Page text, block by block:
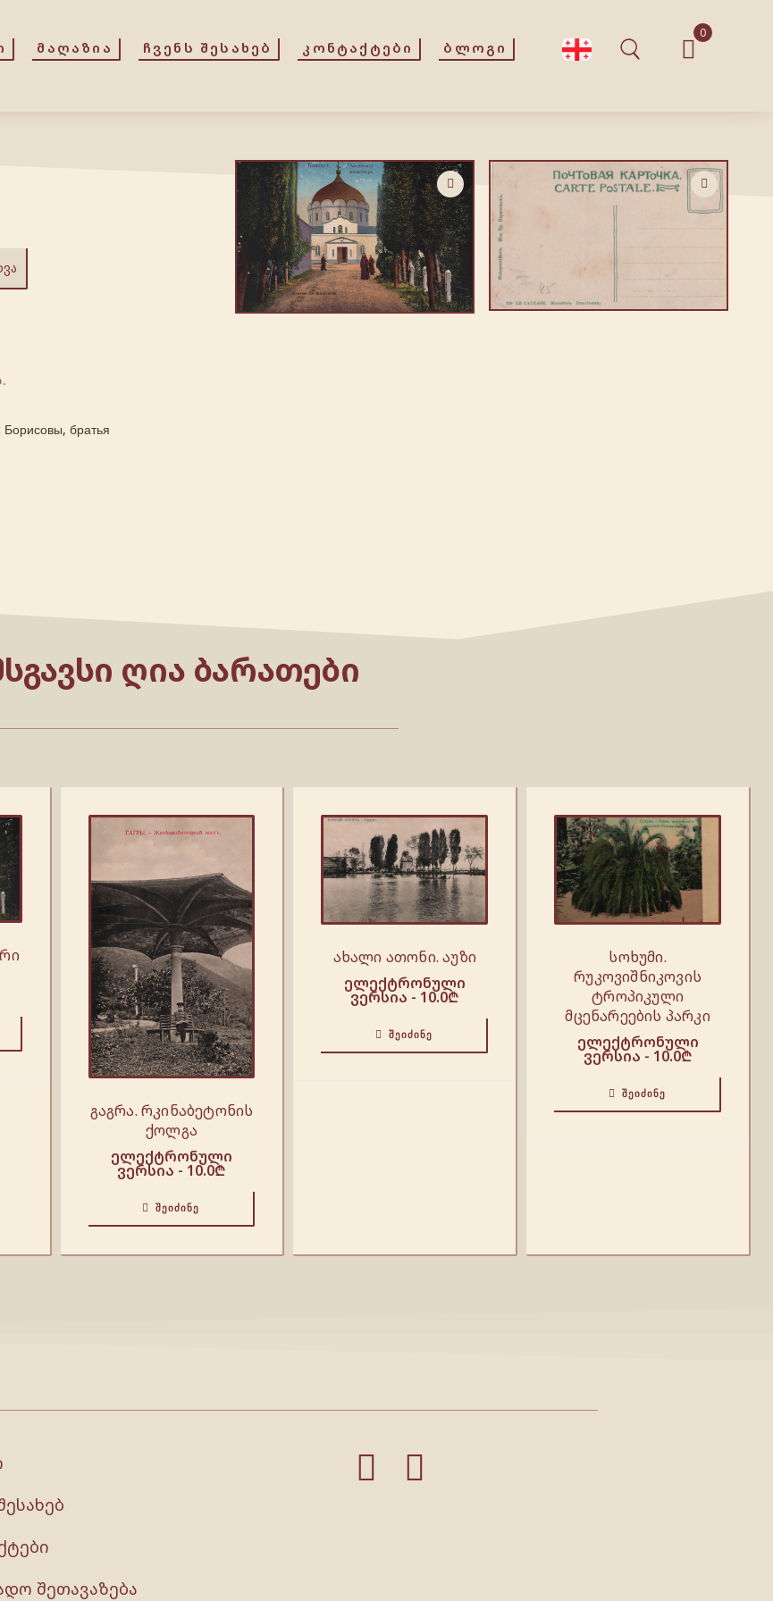
ᲛᲐᲦᲐᲖᲘᲐ ᲩᲕᲔᲜᲡ ᲨᲔᲡᲐᲮᲔᲑ ᲙᲝᲜᲢᲐᲥᲢᲔᲑᲘ ᲑᲚᲝᲒᲘ
0
Борисовы, братья
ᲦᲘᲐ ᲑᲐᲠᲐᲗᲔᲑᲘ
გაგრა. რკინაბეტონის
ქოლგა
ელექტრონული
ვერსია - 10.0₾
ᲨᲔᲘᲫᲘᲜᲔ
ახალი ათონი. აუზი
ელექტრონული
ვერსია - 10.0₾
ᲨᲔᲘᲫᲘᲜᲔ
სოხუმი.
რუკოვიშნიკოვის
ტროპიკული
მცენარეების პარკი
ელექტრონული
ვერსია - 10.0₾
ᲨᲔᲘᲫᲘᲜᲔ
შეთავაზება